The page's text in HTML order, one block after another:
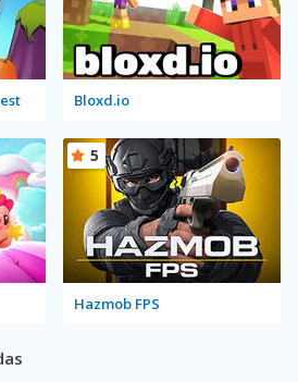
Bloxd.io
Hazmob FPS
5